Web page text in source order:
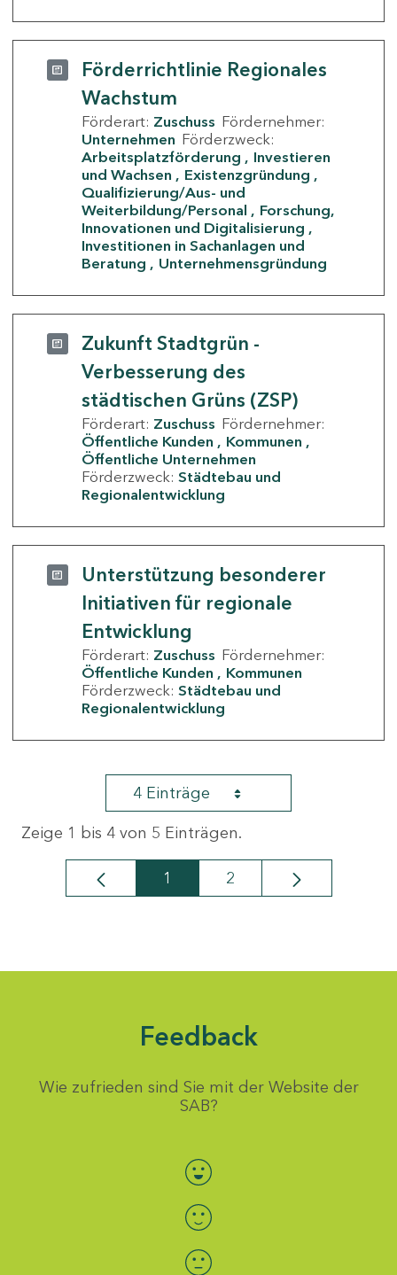
Förderrichtlinie Regionales
Wachstum
Förderart: Zuschuss Fördernehmer:
Unternehmen Förderzweck:
Arbeitsplatzförderung
Investieren
und Wachsen
Existenzgründung
Qualifizierung/Aus- und
Weiterbildung/Personal
Forschung,
Innovationen und Digitalisierung
Investitionen in Sachanlagen und
Beratung
Unternehmensgründung
Zukunft Stadtgrün -
Verbesserung des
städtischen Grüns (ZSP)
Förderart: Zuschuss Fördernehmer:
Öffentliche Kunden
Kommunen
Öffentliche Unternehmen
Förderzweck: Städtebau und
Regionalentwicklung
Unterstützung besonderer
Initiativen für regionale
Entwicklung
Förderart: Zuschuss Fördernehmer:
Öffentliche Kunden
Kommunen
Förderzweck: Städtebau und
Regionalentwicklung
4 Einträge
Zeige 1 bis 4 von 5 Einträgen.
Seite
1 Seite
2
Feedback
Wie zufrieden sind Sie mit der Website der
SAB?
Bewertung auswählen